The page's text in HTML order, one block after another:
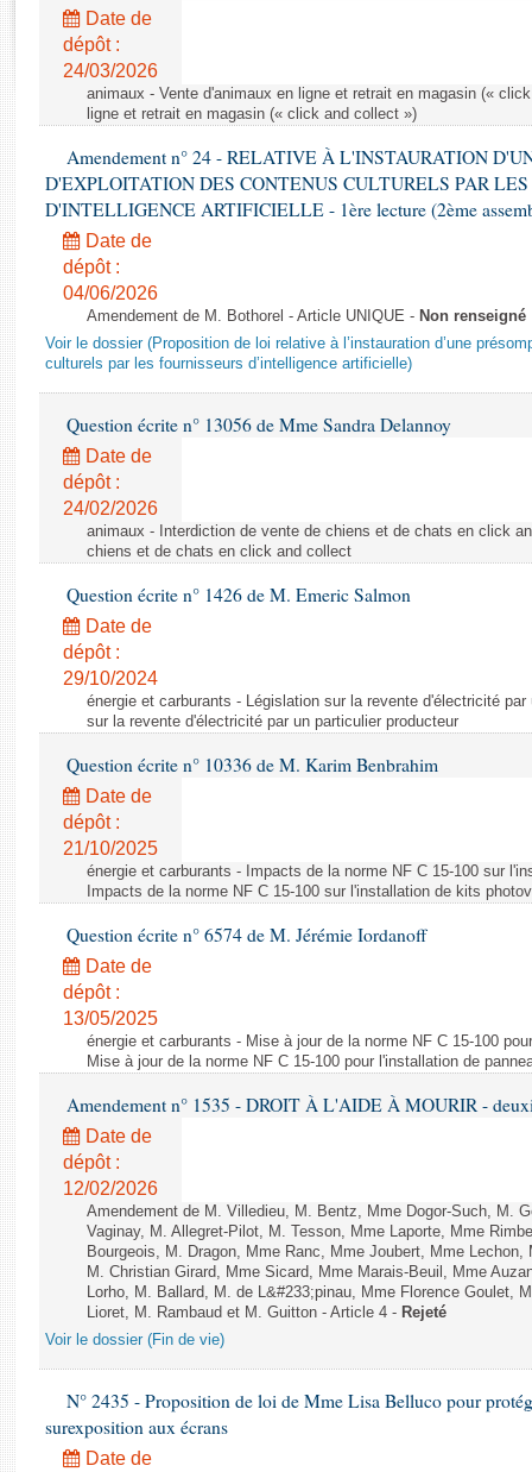
Rapports législatifs
Rapports sur l'application des lois
Baromètre de l’application des lois
Dossiers législatifs
Budget et sécurité sociale
Questions écrites et orales
Comptes rendus des débats
Date de
dépôt :
24/03/2026
animaux - Vente d'animaux en ligne et retrait en magasin («
ligne et retrait en magasin (« click and collect »)
Amendement n° 24 - RELATIVE À L'INSTAURATION
D'EXPLOITATION DES CONTENUS CULTURELS PAR LES
D'INTELLIGENCE ARTIFICIELLE - 1ère lecture (2ème
Date de
dépôt :
04/06/2026
Amendement de M. Bothorel - Article UNIQUE - Non renseigné
Voir le dossier (Proposition de loi relative à l’instauration d’une
culturels par les fournisseurs d’intelligence artificielle)
Question écrite n° 13056 de Mme Sandra Delannoy
Date de
dépôt :
24/02/2026
animaux - Interdiction de vente de chiens et de chats en click
chiens et de chats en click and collect
Question écrite n° 1426 de M. Emeric Salmon
Date de
dépôt :
29/10/2024
énergie et carburants - Législation sur la revente d'électricité
sur la revente d'électricité par un particulier producteur
Question écrite n° 10336 de M. Karim Benbrahim
Date de
dépôt :
21/10/2025
énergie et carburants - Impacts de la norme NF C 15-100 sur
Impacts de la norme NF C 15-100 sur l'installation de kits
Question écrite n° 6574 de M. Jérémie Iordanoff
Date de
dépôt :
13/05/2025
énergie et carburants - Mise à jour de la norme NF C 15-100
Mise à jour de la norme NF C 15-100 pour l'installation de
Amendement n° 1535 - DROIT À L'AIDE À MOURIR -
Date de
dépôt :
12/02/2026
Amendement de M. Villedieu, M. Bentz, Mme Dogor-Such, M.
Vaginay, M. Allegret-Pilot, M. Tesson, Mme Laporte, Mme
Bourgeois, M. Dragon, Mme Ranc, Mme Joubert, Mme
M. Christian Girard, Mme Sicard, Mme Marais-Beuil, Mme
Lorho, M. Ballard, M. de L&#233;pinau, Mme Florence Goulet,
Lioret, M. Rambaud et M. Guitton - Article 4 - Rejeté
Voir le dossier (Fin de vie)
N° 2435 - Proposition de loi de Mme Lisa Belluco pour
surexposition aux écrans
Date de